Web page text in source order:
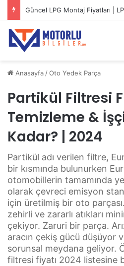
Güncel LPG Montaj Fiyatları |
Anasayfa /Oto Yedek Parça
Partikül Filtresi
Temizleme &
Kadar? | 2024
Partikül adı verilen filtre,
bir kısmında bulunurken
otomobillerin tamamında
olarak çevreci emisyon
için üretilmiş bir oto
zehirli ve zararlı atıkları
çekiyor. Zaruri bir parça.
aracın çekiş gücü düşüyor
sorunsal meydana geliyor.
filtresi fiyatı 2024 listesine